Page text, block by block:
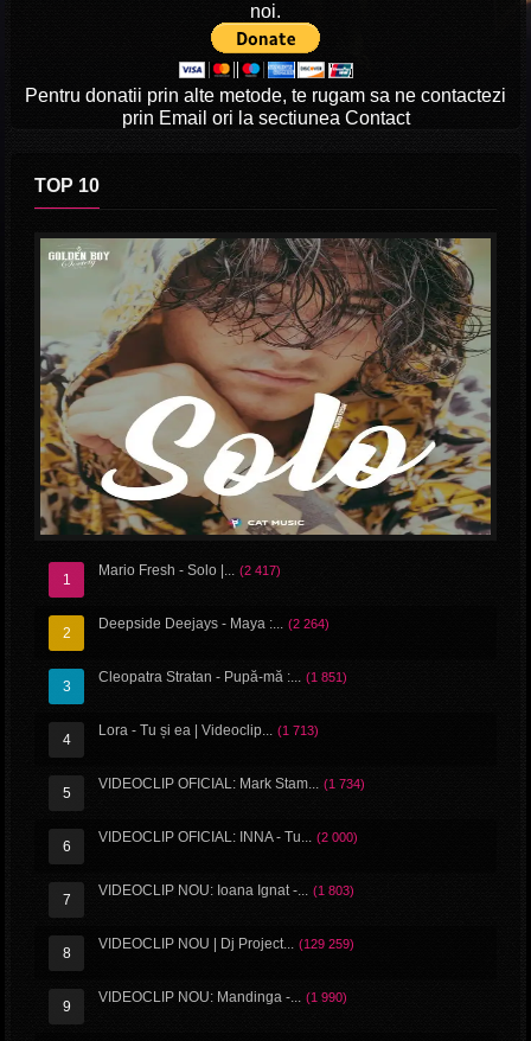
noi.
Pentru donatii prin alte metode, te rugam sa ne contactezi
prin Email ori la sectiunea Contact
TOP 10
Mario Fresh - Solo | Videoclip Oficial
Videoclipuri Stiri
Mario Fresh - Solo |... (2 417)
Deepside Deejays - Maya :... (2 264)
Cleopatra Stratan - Pupă-mă :... (1 851)
Lora - Tu și ea | Videoclip... (1 713)
VIDEOCLIP OFICIAL: Mark Stam... (1 734)
VIDEOCLIP OFICIAL: INNA - Tu... (2 000)
VIDEOCLIP NOU: Ioana Ignat -... (1 803)
VIDEOCLIP NOU | Dj Project... (129 259)
VIDEOCLIP NOU: Mandinga -... (1 990)